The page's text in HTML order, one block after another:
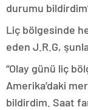
durumu
Liç bölgesinde
eden J.R.G,
“Olay günü liç
Amerika’daki
bildirdim. Saat